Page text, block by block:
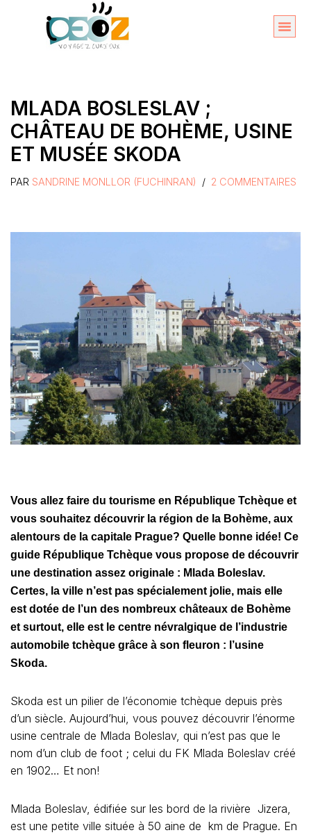
MLADA BOSLESLAV ;
CHÂTEAU DE BOHÈME, USINE
ET MUSÉE SKODA
PAR SANDRINE MONLLOR (FUCHINRAN) 2 COMMENTAIRES
Vous allez faire du tourisme en République Tchèque et
vous souhaitez découvrir la région de la Bohème, aux
alentours de la capitale Prague? Quelle bonne idée! Ce
guide République Tchèque vous propose de découvrir
une destination assez originale : Mlada Boleslav.
Certes, la ville n’est pas spécialement jolie, mais elle
est dotée de l’un des nombreux châteaux de Bohème
et surtout, elle est le centre névralgique de l’industrie
automobile tchèque grâce à son fleuron : l’usine
Skoda.
Skoda est un pilier de l’économie tchèque depuis près
d’un siècle. Aujourd’hui, vous pouvez découvrir l’énorme
usine centrale de Mlada Boleslav, qui n’est pas que le
nom d’un club de foot ; celui du FK Mlada Boleslav créé
en 1902… Et non!
Mlada Boleslav, édifiée sur les bord de la rivière Jizera,
est une petite ville située à 50 aine de km de Prague. En